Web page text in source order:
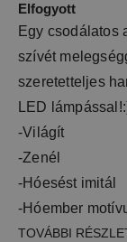
Elfogyott
Egy csodálatos
szívét
szeretetteljes
LED
-Világít
-Zenél
-Hóesést imitál
-Hóember
TOVÁBBI